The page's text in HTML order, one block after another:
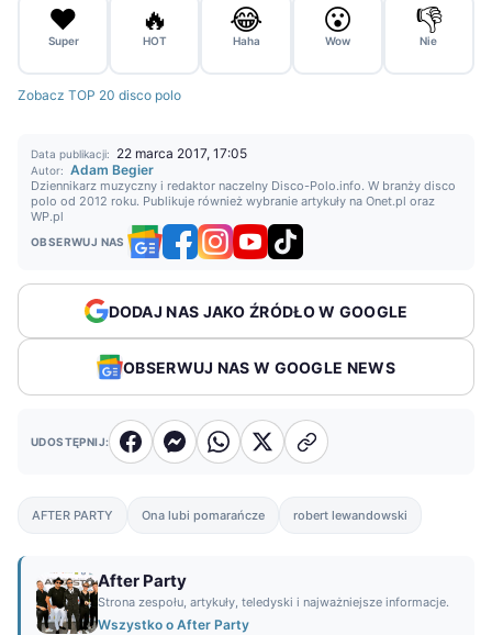
❤️
Super
🔥
HOT
😂
Haha
😮
Wow
👎
Nie
Zobacz TOP 20 disco polo
Data publikacji: 22 marca 2017, 17:05
Autor: Adam Begier
Dziennikarz muzyczny i redaktor naczelny Disco-Polo.info. W branży disco
polo od 2012 roku. Publikuje również wybranie artykuły na Onet.pl oraz
WP.pl
OBSERWUJ NAS
DODAJ NAS JAKO ŹRÓDŁO W GOOGLE
OBSERWUJ NAS W GOOGLE NEWS
UDOSTĘPNIJ:
AFTER PARTY Ona lubi pomarańcze robert lewandowski
After Party
Strona zespołu, artykuły, teledyski i najważniejsze informacje.
Wszystko o After Party